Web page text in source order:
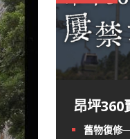
昂坪
舊物復修